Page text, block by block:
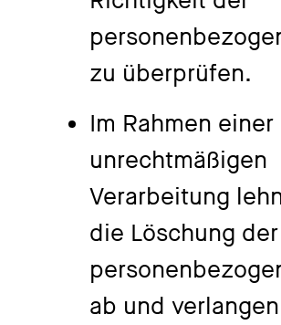
zu überprüfen.
Im Rahmen einer
unrechtmäßigen
Verarbeitung
die Löschung der
ab und verlangen